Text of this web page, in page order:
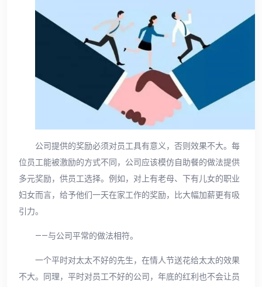
公司提供的奖励必须对员工具有意义，否则效果不大。每
位员工能被激励的方式不同，公司应该模仿自助餐的做法提供
多元奖励，供员工选择。例如，对上有老母、下有儿女的职业
妇女而言，给予他们一天在家工作的奖励，比大幅加薪更有吸
引力。
——与公司平常的做法相符。
一个平时对太太不好的先生，在情人节送花给太太的效果
不大。同理，平时对员工不好的公司，年底的红利也不会让员